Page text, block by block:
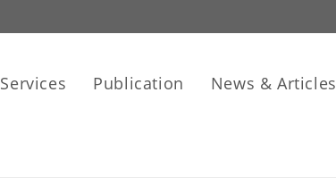
Services Publication News & Articles